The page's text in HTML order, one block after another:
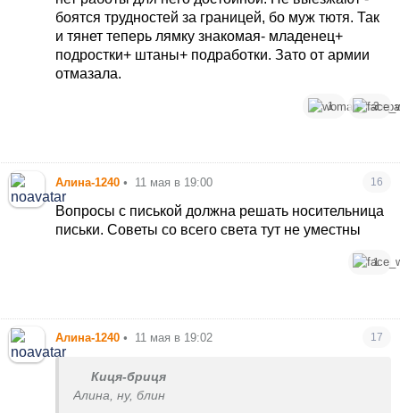
боятся трудностей за границей, бо муж тютя. Так
и тянет теперь лямку знакомая- младенец+
подростки+ штаны+ подработки. Зато от армии
отмазала.
1 3
Алина-1240 • 11 мая в 19:00 16
Вопросы с писькой должна решать носительница
письки. Советы со всего света тут не уместны
1
Алина-1240 • 11 мая в 19:02 17
Киця-бриця
Алина, ну, блин